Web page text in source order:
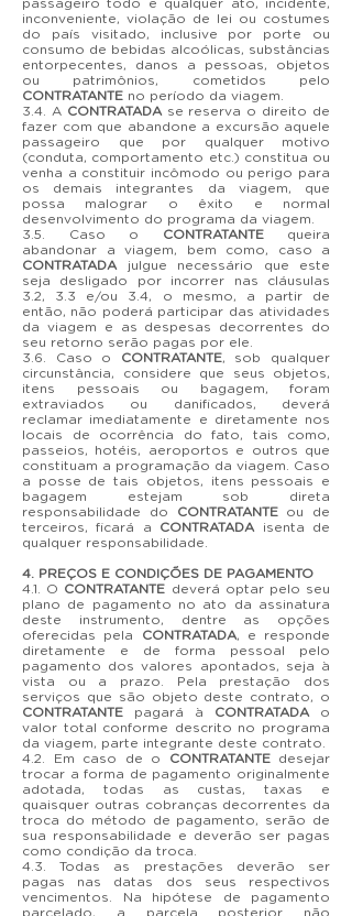
passageiro todo e qualquer ato, incidente,
inconveniente, violação de lei ou costumes
do país visitado, inclusive por porte ou
consumo de bebidas alcoólicas, substâncias
entorpecentes, danos a pessoas, objetos
ou patrimônios, cometidos pelo
CONTRATANTE no período da viagem.
3.4. A CONTRATADAse reserva o direito de
fazer com que abandone a excursão aquele
passageiro que por qualquer motivo
(conduta, comportamento etc.) constitua ou
venha a constituir incômodo ou perigo para
os demais integrantes da viagem, que
possa malograr o êxito e normal
desenvolvimento do programa da viagem.
3.5. Caso o
CONTRATANTEqueira
abandonar a viagem, bem como, caso a
CONTRATADA julgue necessário que este
seja desligado por incorrer nas cláusulas
3.2, 3.3 e/ou 3.4, o mesmo, a partir de
então, não poderá participar das atividades
da viagem e as despesas decorrentes do
seu retorno serão pagas por ele.
3.6. Caso o CONTRATANTE, sob qualquer
circunstância, considere que seus objetos,
itens pessoais ou bagagem, foram
extraviados ou danificados, deverá
reclamar imediatamente e diretamente nos
locais de ocorrência do fato, tais como,
passeios, hotéis, aeroportos e outros que
constituam a programação da viagem. Caso
a posse de tais objetos, itens pessoais e
bagagem estejam sob direta
responsabilidade do
CONTRATANTEou de
terceiros, ficará a CONTRATADA isenta de
qualquer responsabilidade.
4. PREÇOS E CONDIÇÕES DE PAGAMENTO
4.1. O CONTRATANTE deverá optar pelo seu
plano de pagamento no ato da assinatura
deste instrumento, dentre as opções
oferecidas pela
CONTRATADA, e responde
diretamente e de forma pessoal pelo
pagamento dos valores apontados, seja à
vista ou a prazo. Pela prestação dos
serviços que são objeto deste contrato, o
CONTRATANTE pagará à CONTRATADA o
valor total conforme descrito no programa
da viagem, parte integrante deste contrato.
4.2. Em caso de o
CONTRATANTEdesejar
trocar a forma de pagamento originalmente
adotada, todas as custas, taxas e
quaisquer outras cobranças decorrentes da
troca do método de pagamento, serão de
sua responsabilidade e deverão ser pagas
como condição da troca.
4.3. Todas as prestações deverão ser
pagas nas datas dos seus respectivos
vencimentos. Na hipótese de pagamento
parcelado, a parcela posterior não